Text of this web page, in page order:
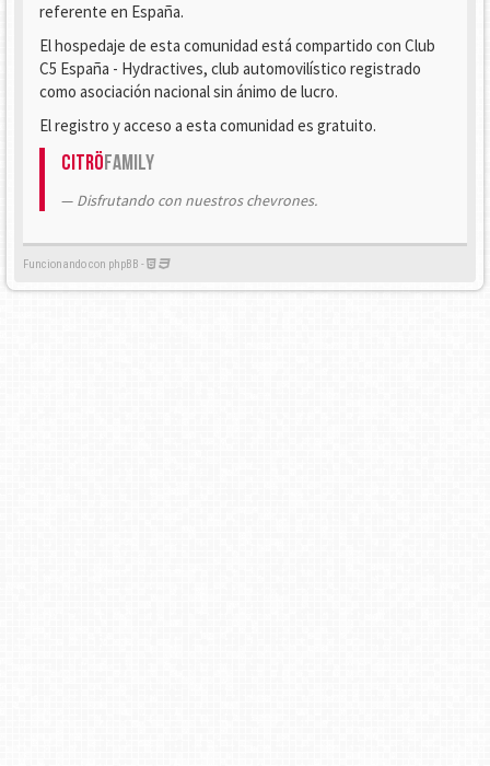
referente en España.
El hospedaje de esta comunidad está compartido con Club
C5 España - Hydractives, club automovilístico registrado
como asociación nacional sin ánimo de lucro.
El registro y acceso a esta comunidad es gratuito.
CitröFamily
Disfrutando con nuestros chevrones.
Funcionando con phpBB -